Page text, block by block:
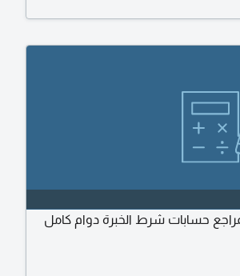
حسابات شرط الخبرة دوام كامل